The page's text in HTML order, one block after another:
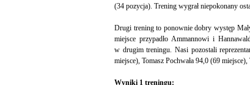
(34 pozycja). Trening wygrał niepokonany
Drugi trening to ponownie dobry występ
miejsce przypadło Ammannowi i
w drugim treningu. Nasi pozostali
miejsce), Tomasz Pochwała 94,0 (69
Wyniki 1 treningu: